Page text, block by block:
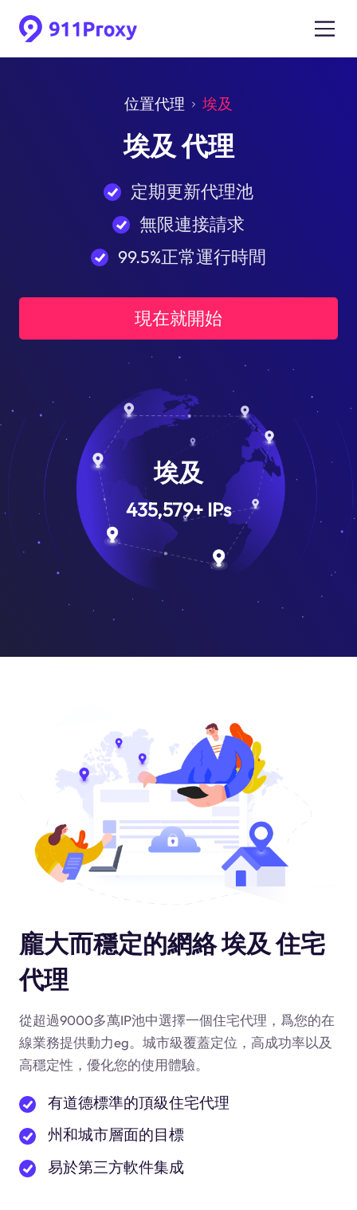
位置代理 埃及
埃及 代理
定期更新代理池
無限連接請求
99.5%正常運行時間
現在就開始
埃及
435,579+ IPs
龐大而穩定的網絡 埃及 住宅
代理
從超過9000多萬IP池中選擇一個住宅代理，爲您的在
線業務提供動力eg。城市級覆蓋定位，高成功率以及
高穩定性，優化您的使用體驗。
有道德標準的頂級住宅代理
州和城市層面的目標
易於第三方軟件集成